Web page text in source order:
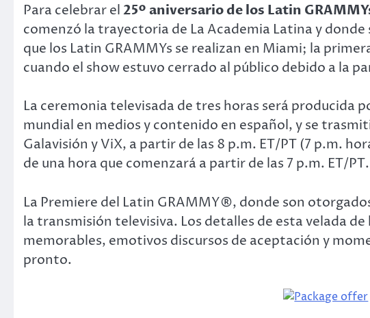
Para celebrar el25º aniversario de los Latin
comenzó la trayectoria de La Academia Latina y donde
que los Latin GRAMMYs se realizan en Miami; la
cuando el show estuvo cerrado al público debido a la
La ceremonia televisada de tres horas será producida
mundial en medios y contenido en español, y se
Galavisión y ViX, a partir de las 8 p.m. ET/PT (7 p.m.
de una hora que comenzará a partir de las 7 p.m. ET/PT.
La Premiere del Latin GRAMMY®, donde son
la transmisión televisiva. Los detalles de esta velada
memorables, emotivos discursos de aceptación y
pronto.